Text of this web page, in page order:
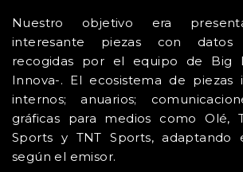
Nuestro objetivo era
interesante piezas con datos
recogidas por el equipo de Big
Innova-. El ecosistema de piezas
internos; anuarios;
gráficas para medios como Olé,
Sports y TNT Sports, adaptando
según el emisor.